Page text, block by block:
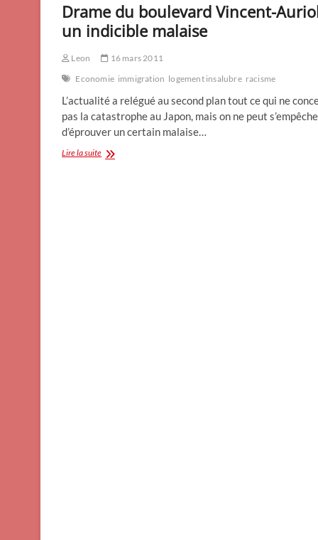
Drame du boulevard Vincent-
un indicible malaise
Leon
16 mars 2011
Economie immigration logement insalubre racisme
L’actualité a relégué au second plan tout ce qui ne
pas la catastrophe au Japon, mais on ne peut
d’éprouver un certain malaise…
Lire la suiteDrame